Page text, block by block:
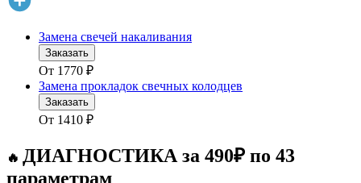
Замена свечей накаливания
Заказать
От 1770 ₽
Замена прокладок свечных колодцев
Заказать
От 1410 ₽
🔥 ДИАГНОСТИКА за 490₽ по 43
параметрам